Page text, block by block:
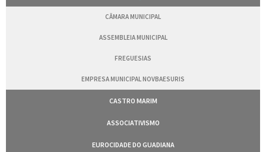
CÂMARA MUNICIPAL
ASSEMBLEIA MUNICIPAL
FREGUESIAS
EMPRESA MUNICIPAL NOVBAESURIS
CASTRO MARIM
ASSOCIATIVISMO
EUROCIDADE DO GUADIANA